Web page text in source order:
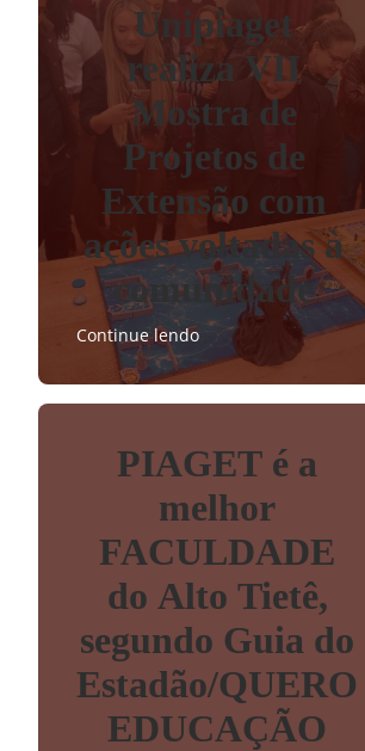
Unipiaget
realiza VII
Mostra de
Projetos de
Extensão com
ações voltadas à
comunidade
Continue lendo
PIAGET é a
melhor
FACULDADE
do Alto Tietê,
segundo Guia do
Estadão/QUERO
EDUCAÇÃO